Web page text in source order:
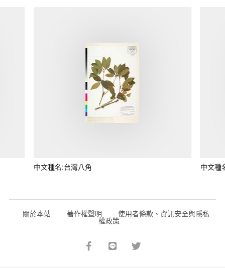
中文種名:台灣八角 中文種
關於本站 著作權聲明 使用者條款、資訊安全與隱私
權政策